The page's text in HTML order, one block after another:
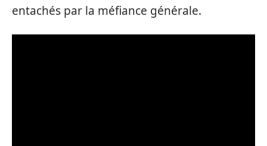
entachés par la méfiance générale.